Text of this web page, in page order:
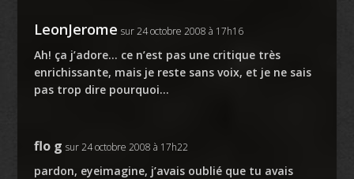
LeonJerome sur 24 octobre 2008 à 17h16
Ah! ça j’adore… ce n’est pas une critique très
enrichissante, mais je reste sans voix, et je ne sais
pas trop dire pourquoi…
flo g sur 24 octobre 2008 à 17h22
pardon, eyeimagine, j’avais oublié que tu avais